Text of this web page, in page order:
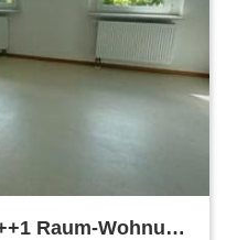
Raum-Wohnung